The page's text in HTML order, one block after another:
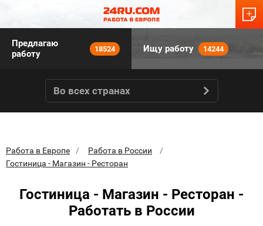
Предлагаю
работу
18524 Ищу работу 14244
Во всех странах
Работа в Европе
Работа в России
Гостиница - Магазин - Ресторан
Гостиница - Магазин - Ресторан -
Работать в России